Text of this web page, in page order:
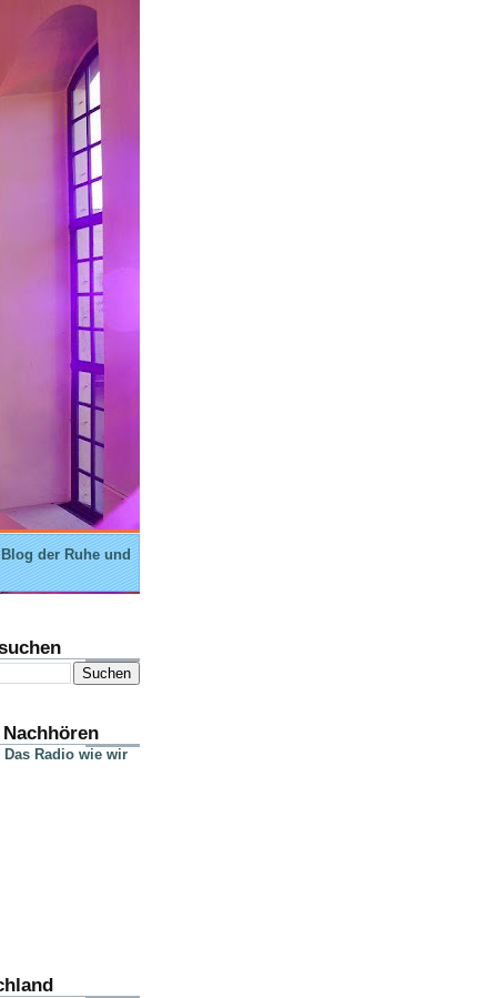
der Ruhe und
Das Radio wie wir